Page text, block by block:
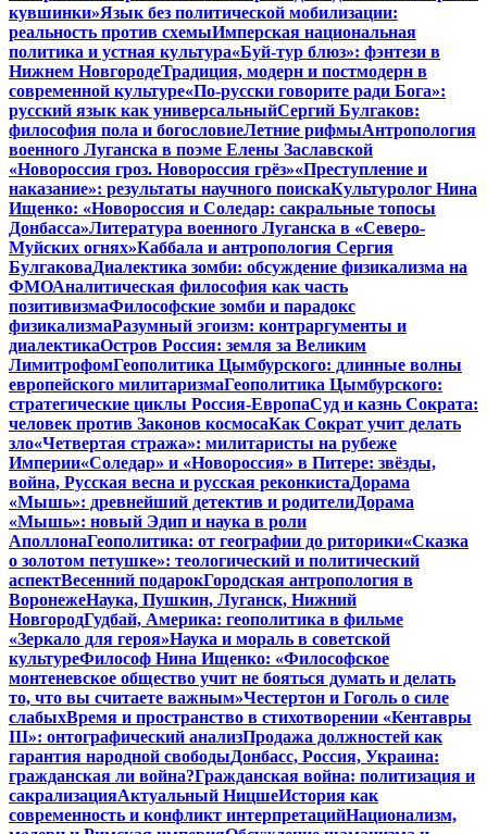
кувшинки»Язык без политической мобилизации:
реальность против схемыИмперская национальная
политика и устная культура«Буй-тур блюз»: фэнтези в
Нижнем НовгородеТрадиция, модерн и постмодерн в
современной культуре«По-русски говорите ради Бога»:
русский язык как универсальныйСергий Булгаков:
философия пола и богословиеЛетние рифмыАнтропология
военного Луганска в поэме Елены Заславской
«Новороссия гроз. Новороссия грёз»«Преступление и
наказание»: результаты научного поискаКультуролог Нина
Ищенко: «Новороссия и Соледар: сакральные топосы
Донбасса»Литература военного Луганска в «Северо-
Муйских огнях»Каббала и антропология Сергия
БулгаковаДиалектика зомби: обсуждение физикализма на
ФМОАналитическая философия как часть
позитивизмаФилософские зомби и парадокс
физикализмаРазумный эгоизм: контраргументы и
диалектикаОстров Россия: земля за Великим
ЛимитрофомГеополитика Цымбурского: длинные волны
европейского милитаризмаГеополитика Цымбурского:
стратегические циклы Россия-ЕвропаСуд и казнь Сократа:
человек против Законов космосаКак Сократ учит делать
зло«Четвертая стража»: милитаристы на рубеже
Империи«Соледар» и «Новороссия» в Питере: звёзды,
война, Русская весна и русская реконкистаДорама
«Мышь»: древнейший детектив и родителиДорама
«Мышь»: новый Эдип и наука в роли
АполлонаГеополитика: от географии до риторики«Сказка
о золотом петушке»: теологический и политический
аспектВесенний подарокГородская антропология в
ВоронежеНаука, Пушкин, Луганск, Нижний
НовгородГудбай, Америка: геополитика в фильме
«Зеркало для героя»Наука и мораль в советской
культуреФилософ Нина Ищенко: «Философское
монтеневское общество учит не бояться думать и делать
то, что вы считаете важным»Честертон и Гоголь о силе
слабыхВремя и пространство в стихотворении «Кентавры
III»: онтографический анализПродажа должностей как
гарантия народной свободыДонбасс, Россия, Украина:
гражданская ли война?Гражданская война: политизация и
сакрализацияАктуальный НицшеИстория как
современность и конфликт интерпретацийНационализм,